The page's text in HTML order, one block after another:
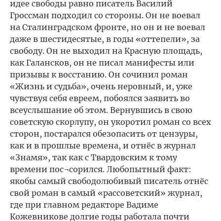
идее свободы равно писатель Василий
Гроссман подходил со стороны. Он не воевал
на Сталинградском фронте, но он и не воевал
даже в шестидесятые, в годы «оттепели», за
свободу. Он не выходил на Красную площадь,
как Галансков, он не писал манифесты или
призывы к восстанию. Он сочинил роман
«Жизнь и судьба», очень неровный, и, уже
чувствуя себя евреем, побоялся заявить во
всеуслышание об этом. Вернувшись в свою
советскую скорлупу, он укоротил роман со всех
сторон, постарался обезопасить от цензуры,
как и в прошлые времена, и отнёс в журнал
«Знамя», так как с Твардовским к тому
времени пос¬сорился. Любопытный факт:
якобы самый свободолюбивый писатель отнёс
свой роман в самый «рассоветский» журнал,
где при главном редакторе Вадиме
Кожевникове долгие годы работала почти